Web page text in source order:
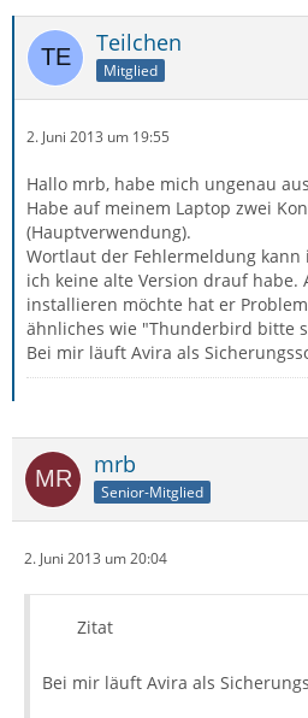
Teilchen
Mitglied
2. Juni 2013 um 19:55
Hallo mrb, habe mich ungenau
Habe auf meinem Laptop zwei
(Hauptverwendung).
Wortlaut der Fehlermeldung kann
ich keine alte Version drauf habe.
installieren möchte hat er
ähnliches wie "Thunderbird bitte
Bei mir läuft Avira als
mrb
Senior-Mitglied
2. Juni 2013 um 20:04
Zitat
Bei mir läuft Avira als